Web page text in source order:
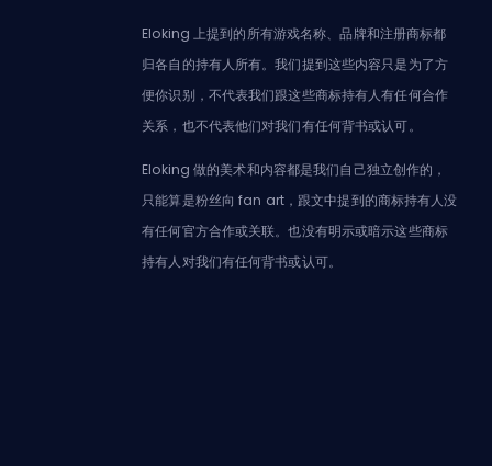
Eloking 上提到的所有游戏名称、品牌和注册商标都
归各自的持有人所有。我们提到这些内容只是为了方
便你识别，不代表我们跟这些商标持有人有任何合作
关系，也不代表他们对我们有任何背书或认可。
Eloking 做的美术和内容都是我们自己独立创作的，
只能算是粉丝向 fan art，跟文中提到的商标持有人没
有任何官方合作或关联。也没有明示或暗示这些商标
持有人对我们有任何背书或认可。